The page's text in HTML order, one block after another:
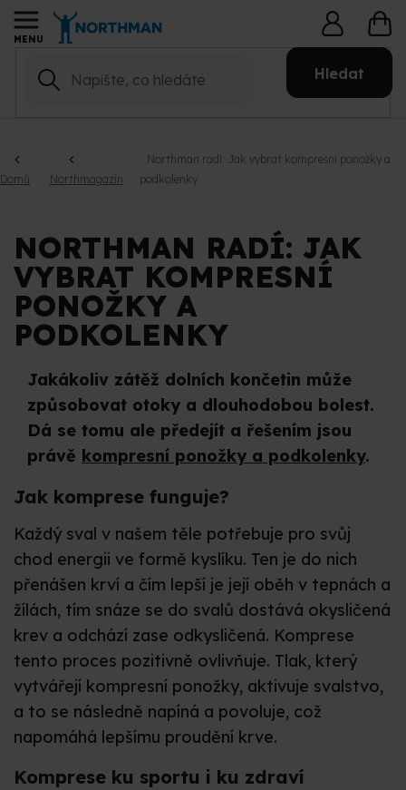
Přejít
na
Hledat
Domů Northmagazín
Northman radí: Jak vybrat kompresní ponožky a
podkolenky
NORTHMAN RADÍ: JAK
VYBRAT KOMPRESNÍ
PONOŽKY A
PODKOLENKY
Jakákoliv zátěž dolních končetin může
způsobovat otoky a dlouhodobou bolest.
Dá se tomu ale předejít a řešením jsou
právě kompresní ponožky a podkolenky.
Jak komprese funguje?
Každý sval v našem těle potřebuje pro svůj
chod energii ve formě kyslíku. Ten je do nich
přenášen krví a čím lepší je její oběh v tepnách a
žílách, tím snáze se do svalů dostává okysličená
krev a odchází zase odkysličená. Komprese
tento proces pozitivně ovlivňuje. Tlak, který
vytvářejí kompresní ponožky, aktivuje svalstvo,
a to se následně napíná a povoluje, což
napomáhá lepšímu proudění krve.
Komprese ku sportu i ku zdraví